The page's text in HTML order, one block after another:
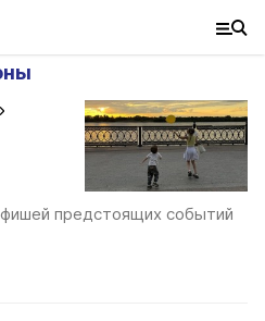
предстоящих событий